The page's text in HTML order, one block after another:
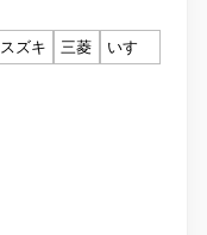
スズキ 三菱
いすゞ